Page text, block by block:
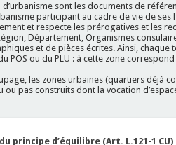
d’urbanisme sont les documents de
participant au cadre de vie de ses
et respecte les prérogatives et les
Département, Organismes
et de pièces écrites. Ainsi,
POS ou du PLU : à cette zone
les zones urbaines (quartiers déjà
ou pas construits dont la vocation
principe d’équilibre (Art. L.121-1 CU)